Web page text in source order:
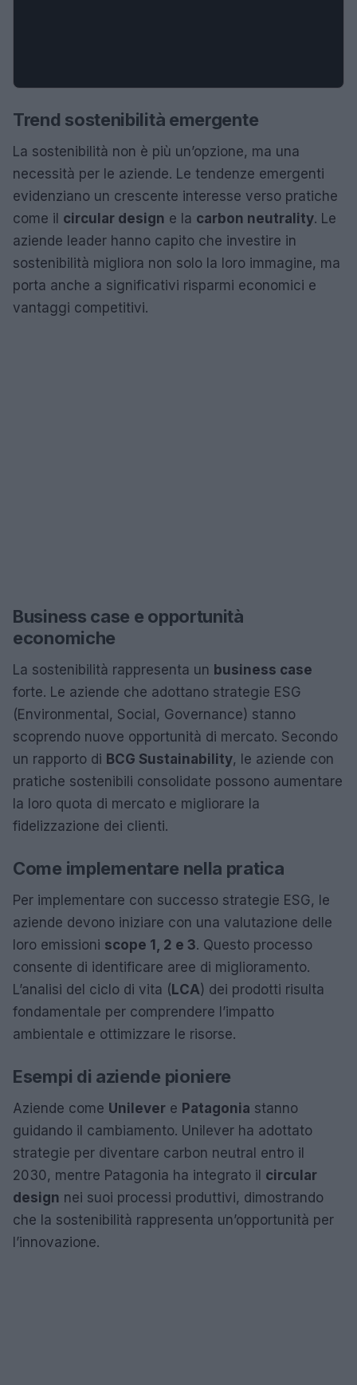
Trend sostenibilità emergente
La sostenibilità non è più un’opzione, ma una
necessità per le aziende. Le tendenze emergenti
evidenziano un crescente interesse verso pratiche
come il circular design e la carbon neutrality. Le
aziende leader hanno capito che investire in
sostenibilità migliora non solo la loro immagine, ma
porta anche a significativi risparmi economici e
vantaggi competitivi.
Business case e opportunità
economiche
La sostenibilità rappresenta un business case
forte. Le aziende che adottano strategie ESG
(Environmental, Social, Governance) stanno
scoprendo nuove opportunità di mercato. Secondo
un rapporto di BCG Sustainability, le aziende con
pratiche sostenibili consolidate possono aumentare
la loro quota di mercato e migliorare la
fidelizzazione dei clienti.
Come implementare nella pratica
Per implementare con successo strategie ESG, le
aziende devono iniziare con una valutazione delle
loro emissioni scope 1, 2 e 3. Questo processo
consente di identificare aree di miglioramento.
L’analisi del ciclo di vita (LCA) dei prodotti risulta
fondamentale per comprendere l’impatto
ambientale e ottimizzare le risorse.
Esempi di aziende pioniere
Aziende come Unilever e Patagonia stanno
guidando il cambiamento. Unilever ha adottato
strategie per diventare carbon neutral entro il
2030, mentre Patagonia ha integrato il circular
design nei suoi processi produttivi, dimostrando
che la sostenibilità rappresenta un’opportunità per
l’innovazione.